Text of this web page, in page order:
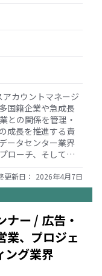
絡役として機能
し、未開拓の地域
る 業界のトレン
ムを管理し、財務
インサイトに関す
に提供する CRMツ
ーの貢献度を追跡
ームとの実務経験
・クライアントや
国籍企業や急成長
との関係を管理・
成長を推進する責
ータセンター業界
ローチ、そしてこ
を提供する能力が
テクノロジー分野
売戦略を策定・実
との新規ビジネス
期のエンゲージメ
売プロセスを主導
と強力な関係を構
更新日： 2026年4月7日
ナー / 広告・
業、プロジェ
ング業界